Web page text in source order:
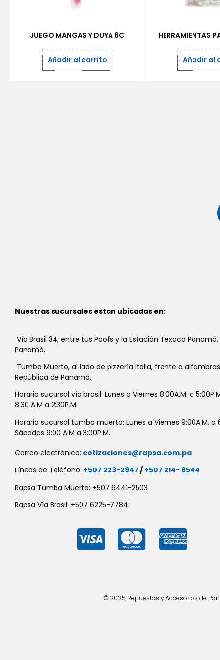
JUEGO MANGAS Y DUYA 6C
Añadir al carrito
HERRAMIENTAS
Añadir al
Nuestras sucursales estan ubicadas en:
Vía Brasil 34, entre tus Poofs y la Estación Texaco
Panamá.
Tumba Muerto, al lado de pizzería Italia, frente a
República de Panamá.
Horario sucursal vía brasil: Lunes a Viernes 8:00A.M. a
8:30 A.M a 2:30P.M.
Horario sucursal tumba muerto: Lunes a Viernes 9:00A.M. a
Sábados 9:00 A.M a 3:00P.M.
Correo electrónico: cotizaciones@rapsa.com.pa
Líneas de Teléfono: +507 223-2947 / +507 214- 8544
Rapsa Tumba Muerto: +507 6441-2503
Rapsa Vía Brasil: +507 6225-7784
© 2025 Repuestos y Accesorios de